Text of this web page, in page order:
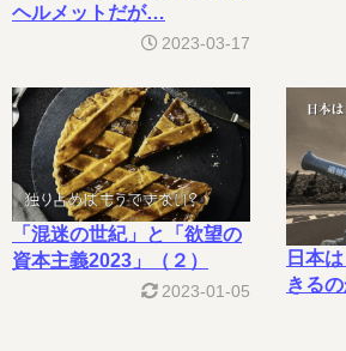
ヘルメットだが…
2023-03-17
「混迷の世紀」と「欲望の
資本主義2023」（２）
2023-01-05
日本
きる